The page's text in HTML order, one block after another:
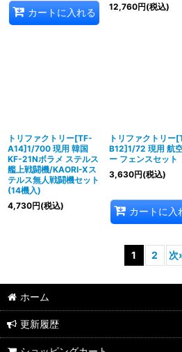
カートに入れる
12,760円(税込)
トリファクトリー[TF-
A14]1/700 現用 韓国
KF-21Nボラメ ステルス
艦上戦闘機/KAORI-Xス
テルス無人戦闘機セット
(14機入)
4,730円(税込)
トリファクトリー
B12]1/72 現用 航
ー フェンスセット
3,630円(税込)
カートに入
1 2 次
ホーム
更新履歴